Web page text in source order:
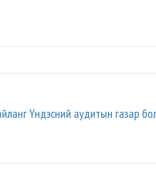
Үндэсний аудитын газар